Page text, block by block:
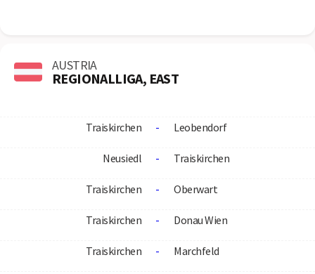
AUSTRIA
REGIONALLIGA, EAST
Traiskirchen - Leobendorf
Neusiedl - Traiskirchen
Traiskirchen - Oberwart
Traiskirchen - Donau Wien
Traiskirchen - Marchfeld